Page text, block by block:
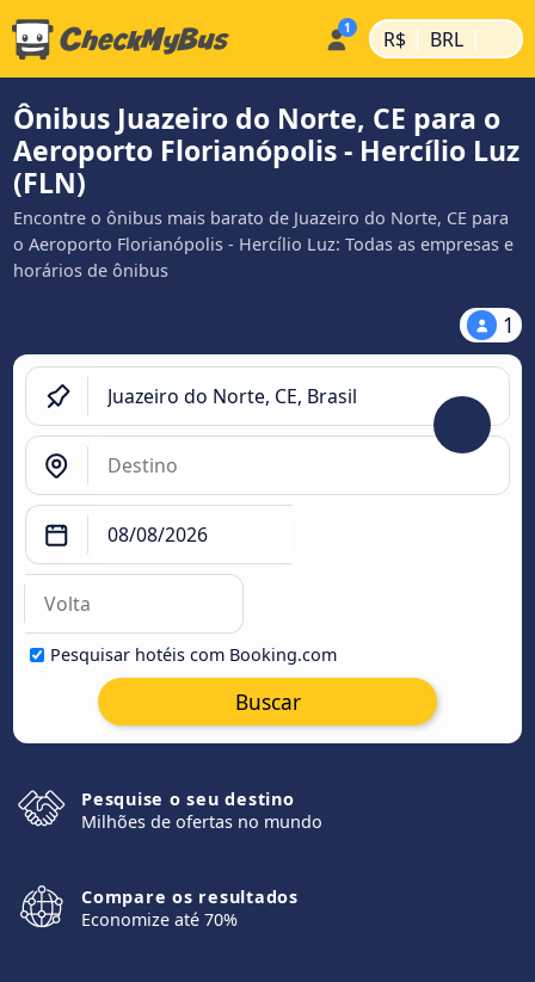
R$ | BRL |
Ônibus Juazeiro do Norte, CE para o
Aeroporto Florianópolis - Hercílio Luz
(FLN)
Encontre o ônibus mais barato de Juazeiro do Norte, CE para
o Aeroporto Florianópolis - Hercílio Luz: Todas as empresas e
horários de ônibus
1
Pesquisar hotéis com Booking.com
Buscar
Pesquise o seu destino
Milhões de ofertas no mundo
Compare os resultados
Economize até 70%